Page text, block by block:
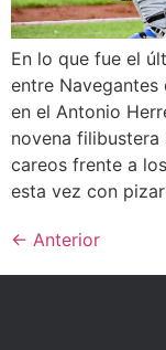
En lo que fue el
entre Navegantes
en el Antonio
novena
careos frente a
esta vez con
← Anterior